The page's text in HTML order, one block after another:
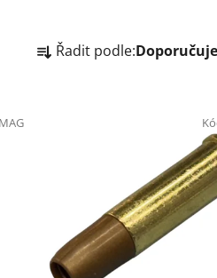
a Řadit podle: